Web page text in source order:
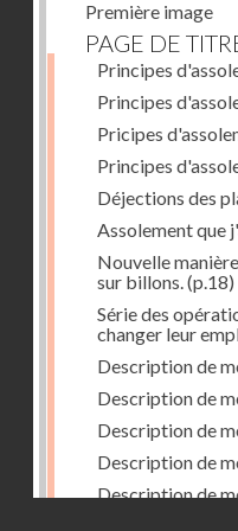
Première image
PAGE DE
Principes
Principes
Pricipes
Principes
Déjections des
Assolement que
Nouvelle
sur billons. (p.18)
Série des
changer leur
Description de
Description de
Description de
Description de
Description de